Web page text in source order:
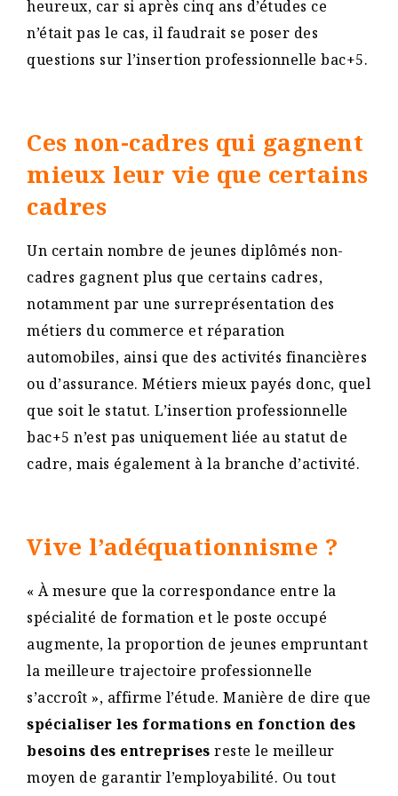
heureux, car si après cinq ans d’études ce
n’était pas le cas, il faudrait se poser des
questions sur l’insertion professionnelle bac+5.
Ces non-cadres qui gagnent
mieux leur vie que certains
cadres
Un certain nombre de jeunes diplômés non-
cadres gagnent plus que certains cadres,
notamment par une surreprésentation des
métiers du commerce et réparation
automobiles, ainsi que des activités financières
ou d’assurance. Métiers mieux payés donc, quel
que soit le statut. L’insertion professionnelle
bac+5 n’est pas uniquement liée au statut de
cadre, mais également à la branche d’activité.
Vive l’adéquationnisme ?
« À mesure que la correspondance entre la
spécialité de formation et le poste occupé
augmente, la proportion de jeunes empruntant
la meilleure trajectoire professionnelle
s’accroît », affirme l’étude. Manière de dire que
spécialiser les formations en fonction des
besoins des entreprises reste le meilleur
moyen de garantir l’employabilité. Ou tout